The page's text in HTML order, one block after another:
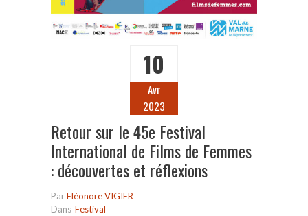
10
Avr
2023
Retour sur le 45e Festival
International de Films de Femmes
: découvertes et réflexions
ParEléonore VIGIER
Dans Festival